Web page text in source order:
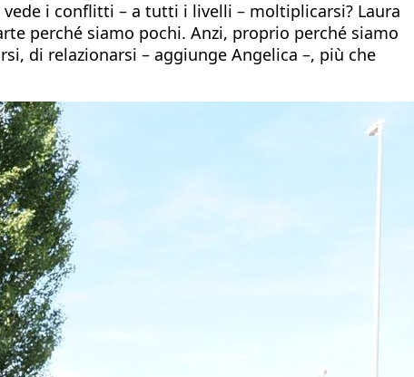
i conflitti – a tutti i livelli – moltiplicarsi? Laura
perché siamo pochi. Anzi, proprio perché siamo
di relazionarsi – aggiunge Angelica –, più che